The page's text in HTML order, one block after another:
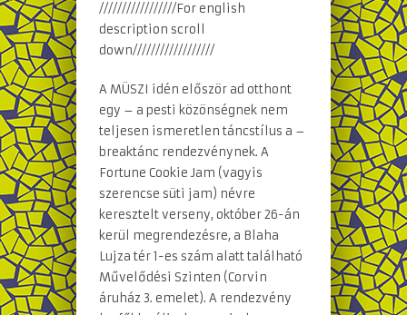
/////////////////For english
description scroll
down//////////////////
A MÜSZI idén először ad otthont
egy – a pesti közönségnek nem
teljesen ismeretlen táncstílus a –
breaktánc rendezvénynek. A
Fortune Cookie Jam (vagyis
szerencse süti jam) névre
keresztelt verseny, október 26-án
kerül megrendezésre, a Blaha
Lujza tér 1-es szám alatt található
Művelődési Szinten (Corvin
áruház 3. emelet). A rendezvény